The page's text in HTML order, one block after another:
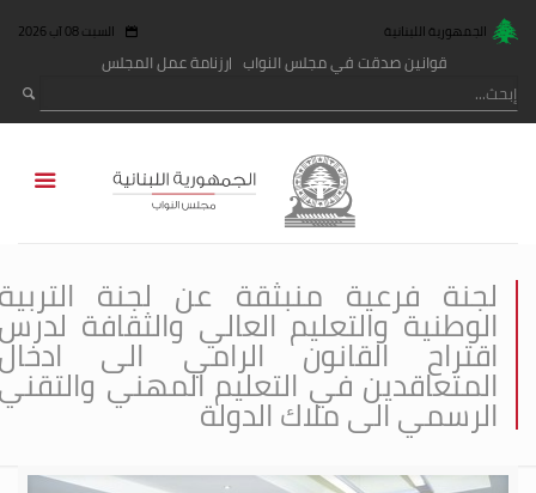
الجمهورية اللبنانية السبت 08 آب 2026
قوانين صدقت في مجلس النواب رزنامة عمل المجلس
لجنة فرعية منبثقة عن لجنة
الوطنية والتعليم العالي والثقافة
اقتراح القانون الرامي الى
المتعاقدين في التعليم المهني
الرسمي الى ملاك الدولة